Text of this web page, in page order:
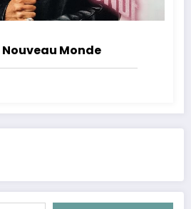
Monde